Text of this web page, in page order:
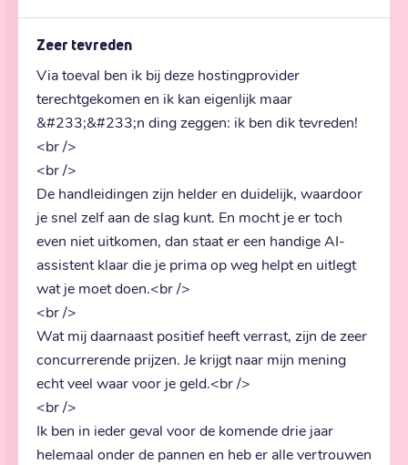
Zeer tevreden
Via toeval ben ik bij deze hostingprovider
terechtgekomen en ik kan eigenlijk maar
&#233;&#233;n ding zeggen: ik ben dik tevreden!
<br />
<br />
De handleidingen zijn helder en duidelijk, waardoor
je snel zelf aan de slag kunt. En mocht je er toch
even niet uitkomen, dan staat er een handige AI-
assistent klaar die je prima op weg helpt en uitlegt
wat je moet doen.<br />
<br />
Wat mij daarnaast positief heeft verrast, zijn de zeer
concurrerende prijzen. Je krijgt naar mijn mening
echt veel waar voor je geld.<br />
<br />
Ik ben in ieder geval voor de komende drie jaar
helemaal onder de pannen en heb er alle vertrouwen